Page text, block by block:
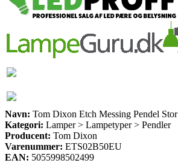
Navn: Tom Dixon Etch Messing Pendel Stor
Kategori: Lamper > Lampetyper > Pendler
Producent: Tom Dixon
Varenummer: ETS02B50EU
EAN: 5055998502499